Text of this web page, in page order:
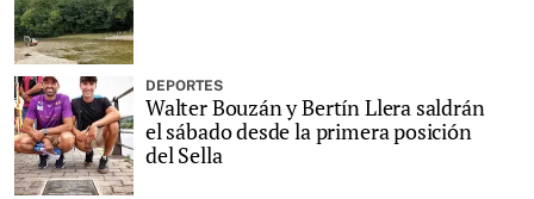
DEPORTES
Walter Bouzán y Bertín Llera saldrán
el sábado desde la primera posición
del Sella